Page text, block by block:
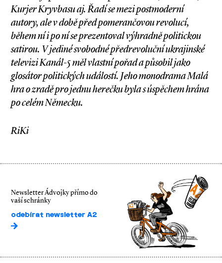
Kurjer Kryvbasu aj. Řadí se mezi postmoderní
autory, ale vdobě před pomerančovou revolucí,
během ní ipo ní se prezentoval výhradně politickou
satirou. Vjediné svobodné předrevoluční ukrajinské
televizi Kanál-5 měl vlastní pořad apůsobil jako
glosátor politických událostí. Jeho monodrama Malá
hra ozradě pro jednu herečku byla súspěchem hrána
po celém Německu.
RiKi
Newsletter Ádvojky přímo do
vaší schránky
odebírat newsletter A2